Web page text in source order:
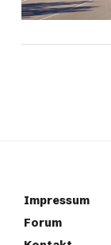
Impressum
Forum